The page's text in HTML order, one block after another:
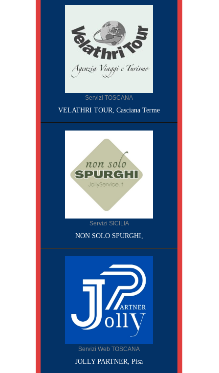
Servizi TOSCANA
VELATHRI TOUR, Casciana Terme
Servizi SICILIA
NON SOLO SPURGHI,
Servizi Web TOSCANA
JOLLY PARTNER, Pisa